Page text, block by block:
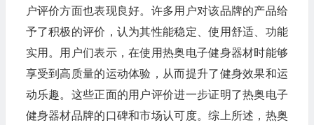
户评价方面也表现良好。许多用户对该品牌的产品给
予了积极的评价，认为其性能稳定、使用舒适、功能
实用。用户们表示，在使用热奥电子健身器材时能够
享受到高质量的运动体验，从而提升了健身效果和运
动乐趣。这些正面的用户评价进一步证明了热奥电子
健身器材品牌的口碑和市场认可度。综上所述，热奥